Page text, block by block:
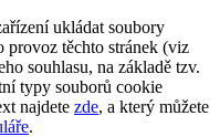
ukládat soubory
provoz těchto stránek (viz
souhlasu, na základě tzv.
typy souborů cookie
najdete zde, a který můžete
.